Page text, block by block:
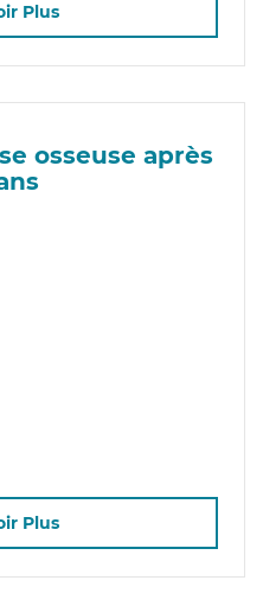
Plus
osseuse après
Plus